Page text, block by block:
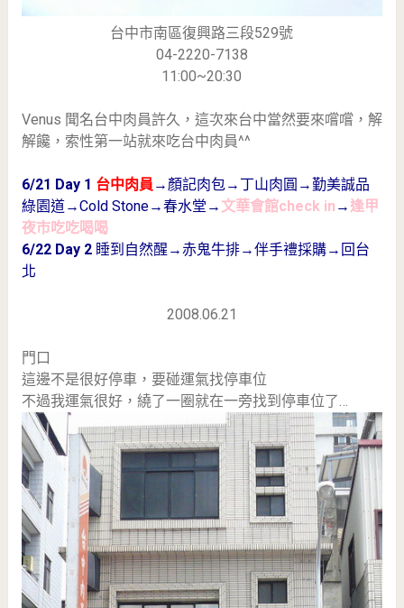
台中市南區復興路三段529號
04-2220-7138
11:00~20:30
Venus 聞名台中肉員許久，這次來台中當然要來嚐嚐，解
解饞，索性第一站就來吃台中肉員^^
6/21 Day 1 台中肉員 →顏記肉包→丁山肉圓→勤美誠品
綠園道→Cold Stone→春水堂→ 文華會館check in → 逢甲
夜市吃吃喝喝
6/22 Day 2睡到自然醒→赤鬼牛排→伴手禮採購→回台
北
2008.06.21
門口
這邊不是很好停車，要碰運氣找停車位
不過我運氣很好，繞了一圈就在一旁找到停車位了…